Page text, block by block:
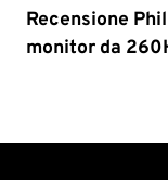
Recensione
monitor da